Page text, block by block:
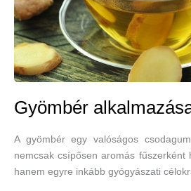
Gyömbér
A gyömbér egy valóságos
nemcsak csípősen aromás fűszerként
hanem egyre inkább gyógyászati